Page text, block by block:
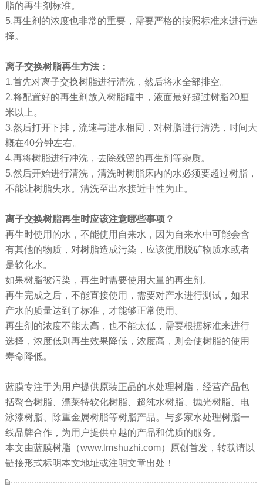
脂的再生剂标准。
5.再生剂的浓度也非常的重要，需要严格的按照标准来进行选
择。
离子交换树脂再生方法：
1.首先对离子交换树脂进行清洗，然后将水全部排空。
2.将配置好的再生剂放入树脂罐中，液面最好超过树脂20厘
米以上。
3.然后打开下排，流速与进水相同，对树脂进行清洗，时间大
概在40分钟左右。
4.再将树脂进行冲洗，去除残留的再生剂等杂质。
5.然后开始进行清洗，清洗时树脂床内的水必须要超过树脂，
不能让树脂失水。清洗至出水接近中性为止。
离子交换树脂再生时应该注意哪些事项？
再生时使用的水，不能使用自来水，因为自来水中可能会含
有其他的物质，对树脂造成污染，应该使用脱矿物质水或者
是软化水。
如果树脂被污染，再生时需要使用大量的再生剂。
再生完成之后，不能直接使用，需要对产水进行测试，如果
产水的质量达到了标准，才能够正常使用。
再生剂的浓度不能太高，也不能太低，需要根据标准来进行
选择，浓度低则再生效果降低，浓度高，则会使树脂的使用
寿命降低。
蓝膜专注于为用户提供原装正品的水处理树脂，经营产品包
括螯合树脂、漂莱特软化树脂、超纯水树脂、抛光树脂、电
泳漆树脂、除重金属树脂等树脂产品。与多家水处理树脂一
线品牌合作，为用户提供卓越的产品和优质的服务。
本文由蓝膜树脂（www.lmshuzhi.com）原创首发，转载请以
链接形式标明本文地址或注明文章出处！